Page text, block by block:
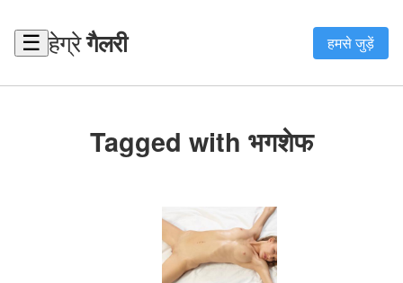
☰ हेग्रेगैलरी हमसे जुड़ें
Tagged with भगशेफ